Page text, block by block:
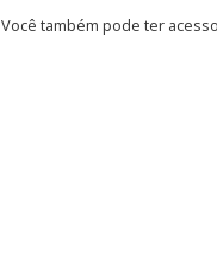
Você também pode ter